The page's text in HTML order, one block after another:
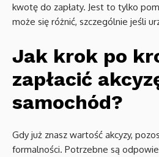
kwotę do zapłaty. Jest to tylko
może się różnić, szczególnie jeśli
Jak krok po
zapłacić
samochód?
Gdy już znasz wartość akcyzy,
formalności. Potrzebne są